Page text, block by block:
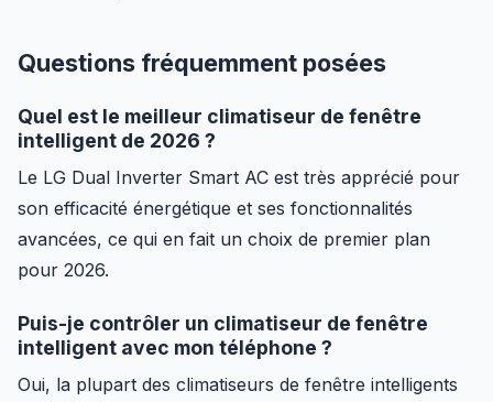
Questions fréquemment posées
Quel est le meilleur climatiseur de fenêtre
intelligent de 2026 ?
Le LG Dual Inverter Smart AC est très apprécié pour
son efficacité énergétique et ses fonctionnalités
avancées, ce qui en fait un choix de premier plan
pour 2026.
Puis-je contrôler un climatiseur de fenêtre
intelligent avec mon téléphone ?
Oui, la plupart des climatiseurs de fenêtre intelligents